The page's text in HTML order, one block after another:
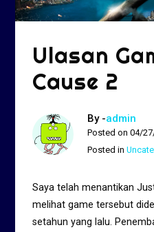
Ulasan
Cause 2
By -admin
Posted on04/
Posted in
Saya telah menantikan
melihat game tersebut
setahun yang lalu.